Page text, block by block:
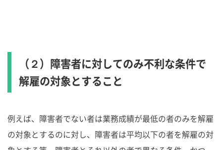
（２）障害者に対してのみ不利な条件で
解雇の対象とすること
例えば、障害者でない者は業務成績が最低の者のみを解雇
の対象とするのに対し、障害者は平均以下の者を解雇の対